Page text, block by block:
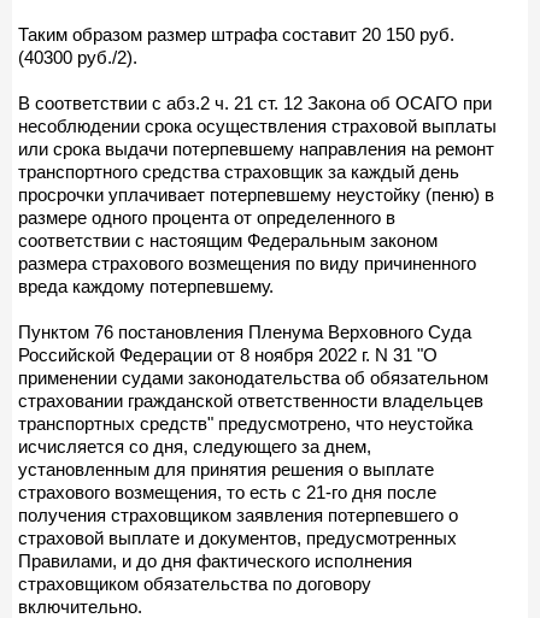
Таким образом размер штрафа составит 20 150 руб.
(40300 руб./2).
В соответствии с абз.2 ч. 21 ст. 12 Закона об ОСАГО при
несоблюдении срока осуществления страховой выплаты
или срока выдачи потерпевшему направления на ремонт
транспортного средства страховщик за каждый день
просрочки уплачивает потерпевшему неустойку (пеню) в
размере одного процента от определенного в
соответствии с настоящим Федеральным законом
размера страхового возмещения по виду причиненного
вреда каждому потерпевшему.
Пунктом 76 постановления Пленума Верховного Суда
Российской Федерации от 8 ноября 2022 г. N 31 "О
применении судами законодательства об обязательном
страховании гражданской ответственности владельцев
транспортных средств" предусмотрено, что неустойка
исчисляется со дня, следующего за днем,
установленным для принятия решения о выплате
страхового возмещения, то есть с 21-го дня после
получения страховщиком заявления потерпевшего о
страховой выплате и документов, предусмотренных
Правилами, и до дня фактического исполнения
страховщиком обязательства по договору
включительно.